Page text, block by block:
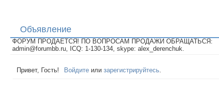
Объявление
ФОРУМ ПРОДАЕТСЯ! ПО ВОПРОСАМ ПРОДАЖИ ОБРАЩАТЬСЯ:
admin@forumbb.ru, ICQ: 1-130-134, skype: alex_derenchuk.
Привет, Гость! Войдите илизарегистрируйтесь